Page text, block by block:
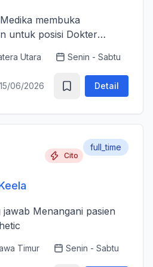
membuka
untuk posisi Dokter
yang aman, profesional
sesuai standar k...
Utara Senin - Sabtu
15/06/2026 Detail
Cito
full_time
pasien
Timur Senin - Sabtu